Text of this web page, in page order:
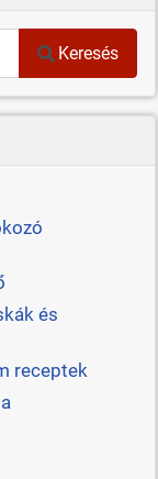
Keresés
és
receptek